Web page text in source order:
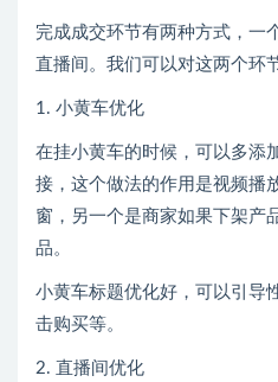
完成成交环节有两种方式，一
直播间。我们可以对这两个环
1. 小黄车优化
在挂小黄车的时候，可以多添
接，这个做法的作用是视频播
窗，另一个是商家如果下架产
品。
小黄车标题优化好，可以引导
击购买等。
2. 直播间优化